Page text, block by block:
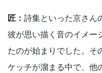
匠： 詩集といった京さん
彼が思い描く音のイメー
たのが始まりでした。そ
ケッチが溜まる中で、他